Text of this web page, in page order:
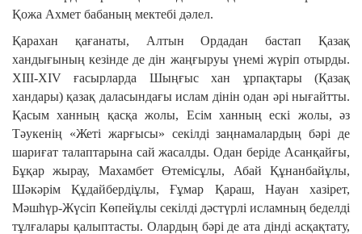
Қожа Ахмет бабаның мектебі дәлел.
Қарахан қағанаты, Алтын Ордадан бастап Қазақ
хандығының кезінде де дін жаңғыруы үнемі жүріп отырды.
ХІІІ-ХІV ғасырларда Шыңғыс хан ұрпақтары (Қа­зақ
хандары) қазақ даласындағы ислам дінін одан әрі нығайтты.
Қасым ханның қасқа жолы, Есім ханның ескі жолы, әз
Тәукенің «Жеті жарғысы» секілді заңна­малардың бәрі де
шариғат талаптарына сай жасалды. Одан беріде Асанқайғы,
Бұқар жырау, Махамбет Өтемісұлы, Абай Құнанбайұлы,
Шәкәрім Құдайбердіұлы, Ғұмар Қараш, Науан хазірет,
Мәшһүр-Жүсіп Көпейұлы се­кілді дәстүрлі ислам­ның беделді
тұлға­лары қалыптасты. Олар­дың бәрі де ата дінді асқақтату,